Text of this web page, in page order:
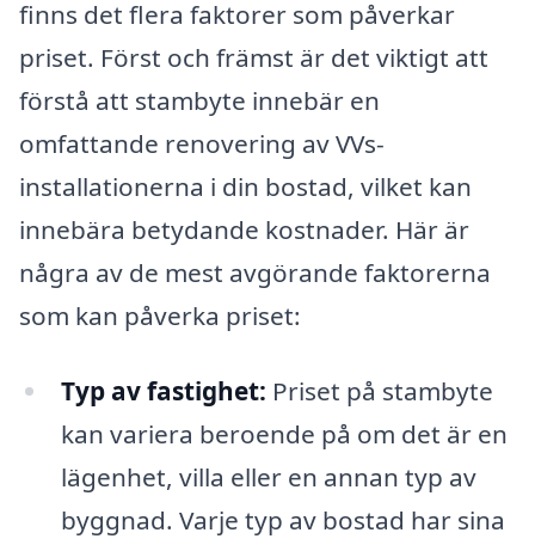
finns det flera faktorer som påverkar
priset. Först och främst är det viktigt att
förstå att stambyte innebär en
omfattande renovering av VVs-
installationerna i din bostad, vilket kan
innebära betydande kostnader. Här är
några av de mest avgörande faktorerna
som kan påverka priset:
Typ av fastighet: Priset på stambyte
kan variera beroende på om det är en
lägenhet, villa eller en annan typ av
byggnad. Varje typ av bostad har sina